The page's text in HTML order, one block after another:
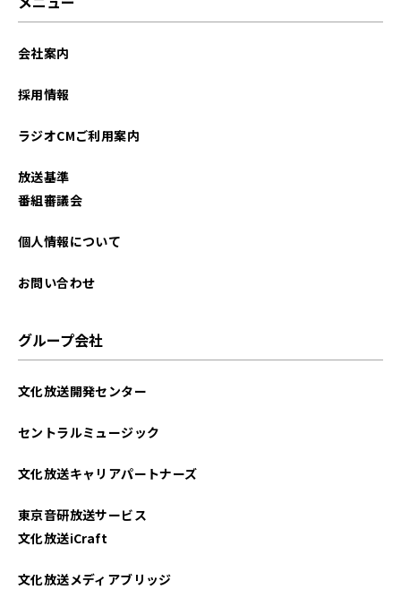
会社案内
採用情報
ラジオCMご利用案内
放送基準
番組審議会
個人情報について
お問い合わせ
グループ会社
文化放送開発センター
セントラルミュージック
文化放送キャリアパートナーズ
東京音研放送サービス
文化放送iCraft
文化放送メディアブリッジ